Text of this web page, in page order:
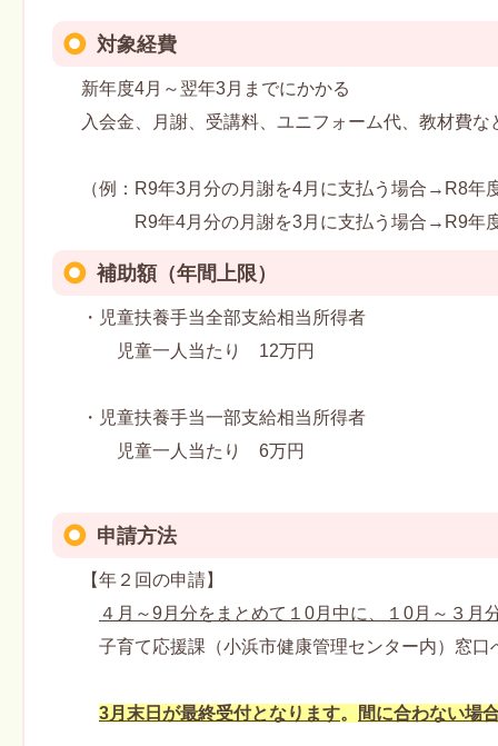
対象経費
新年度4月～翌年3月までにかかる
入会金、月謝、受講料、ユニフォーム代、教材費な
（例：R9年3月分の月謝を4月に支払う場合→R8年
R9年4月分の月謝を3月に支払う場合→R9年度
補助額（年間上限）
・児童扶養手当全部支給相当所得者
児童一人当たり 12万円
・児童扶養手当一部支給相当所得者
児童一人当たり 6万円
申請方法
【年２回の申請】
４月～9月分をまとめて１0月中に、１0月～３月
子育て応援課（小浜市健康管理センター内）窓口
3月末日が最終受付となります。 間に合わない場